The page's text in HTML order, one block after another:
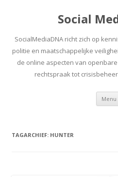
Social
SocialMediaDNA richt zich op
politie en maatschappelijke
de online aspecten van
rechtspraak tot
Menu
TAGARCHIEF: HUNTER